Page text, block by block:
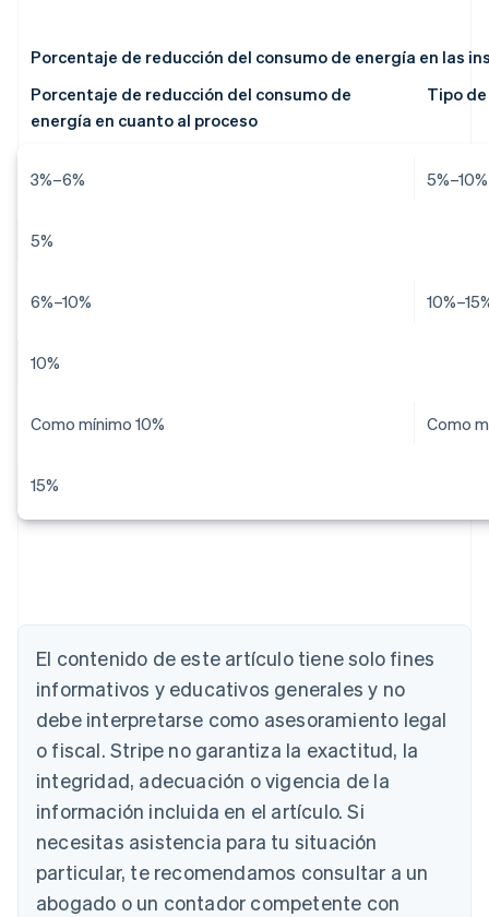
Porcentaje de reducción del consumo de energía en las
Porcentaje de reducción del consumo de
energía en cuanto al proceso
Tipo
3%–6% 5%–10%
5%
6%–10%
10%
Como mínimo 10% Como
15%
El contenido de este artículo tiene solo fines
informativos y educativos generales y no
debe interpretarse como asesoramiento legal
o fiscal. Stripe no garantiza la exactitud, la
integridad, adecuación o vigencia de la
información incluida en el artículo. Si
necesitas asistencia para tu situación
particular, te recomendamos consultar a un
abogado o un contador competente con
Alemania
Deutsch English
Australia
English
Austria
Deutsch English
Bélgica
Nederlands English
Brasil
PortuguêsEnglish